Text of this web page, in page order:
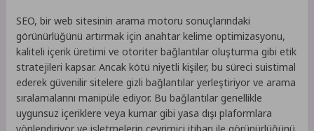
SEO, bir web sitesinin arama motoru sonuçlarındaki
görünürlüğünü artırmak için anahtar kelime optimizasyonu,
kaliteli içerik üretimi ve otoriter bağlantılar oluşturma gibi etik
stratejileri kapsar. Ancak kötü niyetli kişiler, bu süreci suistimal
ederek güvenilir sitelere gizli bağlantılar yerleştiriyor ve arama
sıralamalarını manipüle ediyor. Bu bağlantılar genellikle
uygunsuz içeriklere veya kumar gibi yasa dışı plaformlara